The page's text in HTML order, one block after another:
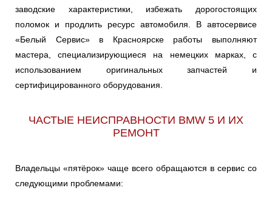
заводские характеристики, избежать дорогостоящих
поломок и продлить ресурс автомобиля. В автосервисе
«Белый Сервис» в Красноярске работы выполняют
мастера, специализирующиеся на немецких марках, с
использованием оригинальных запчастей и
сертифицированного оборудования.
ЧАСТЫЕ НЕИСПРАВНОСТИ BMW 5 И ИХ
РЕМОНТ
Владельцы «пятёрок» чаще всего обращаются в сервис со
следующими проблемами: